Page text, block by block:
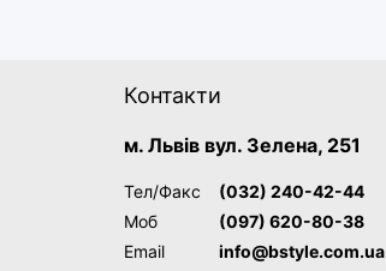
Контакти
м. Львів вул. Зелена, 251
Тел/Факс
(032) 240-42-44
Моб
(097) 620-80-38
Email
info@bstyle.com.ua